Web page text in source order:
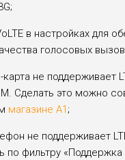
в настройках для
голосовых
карта не поддерживает
Сделать это можно
магазине А1 ;
не поддерживает
по фильтру «Поддержка